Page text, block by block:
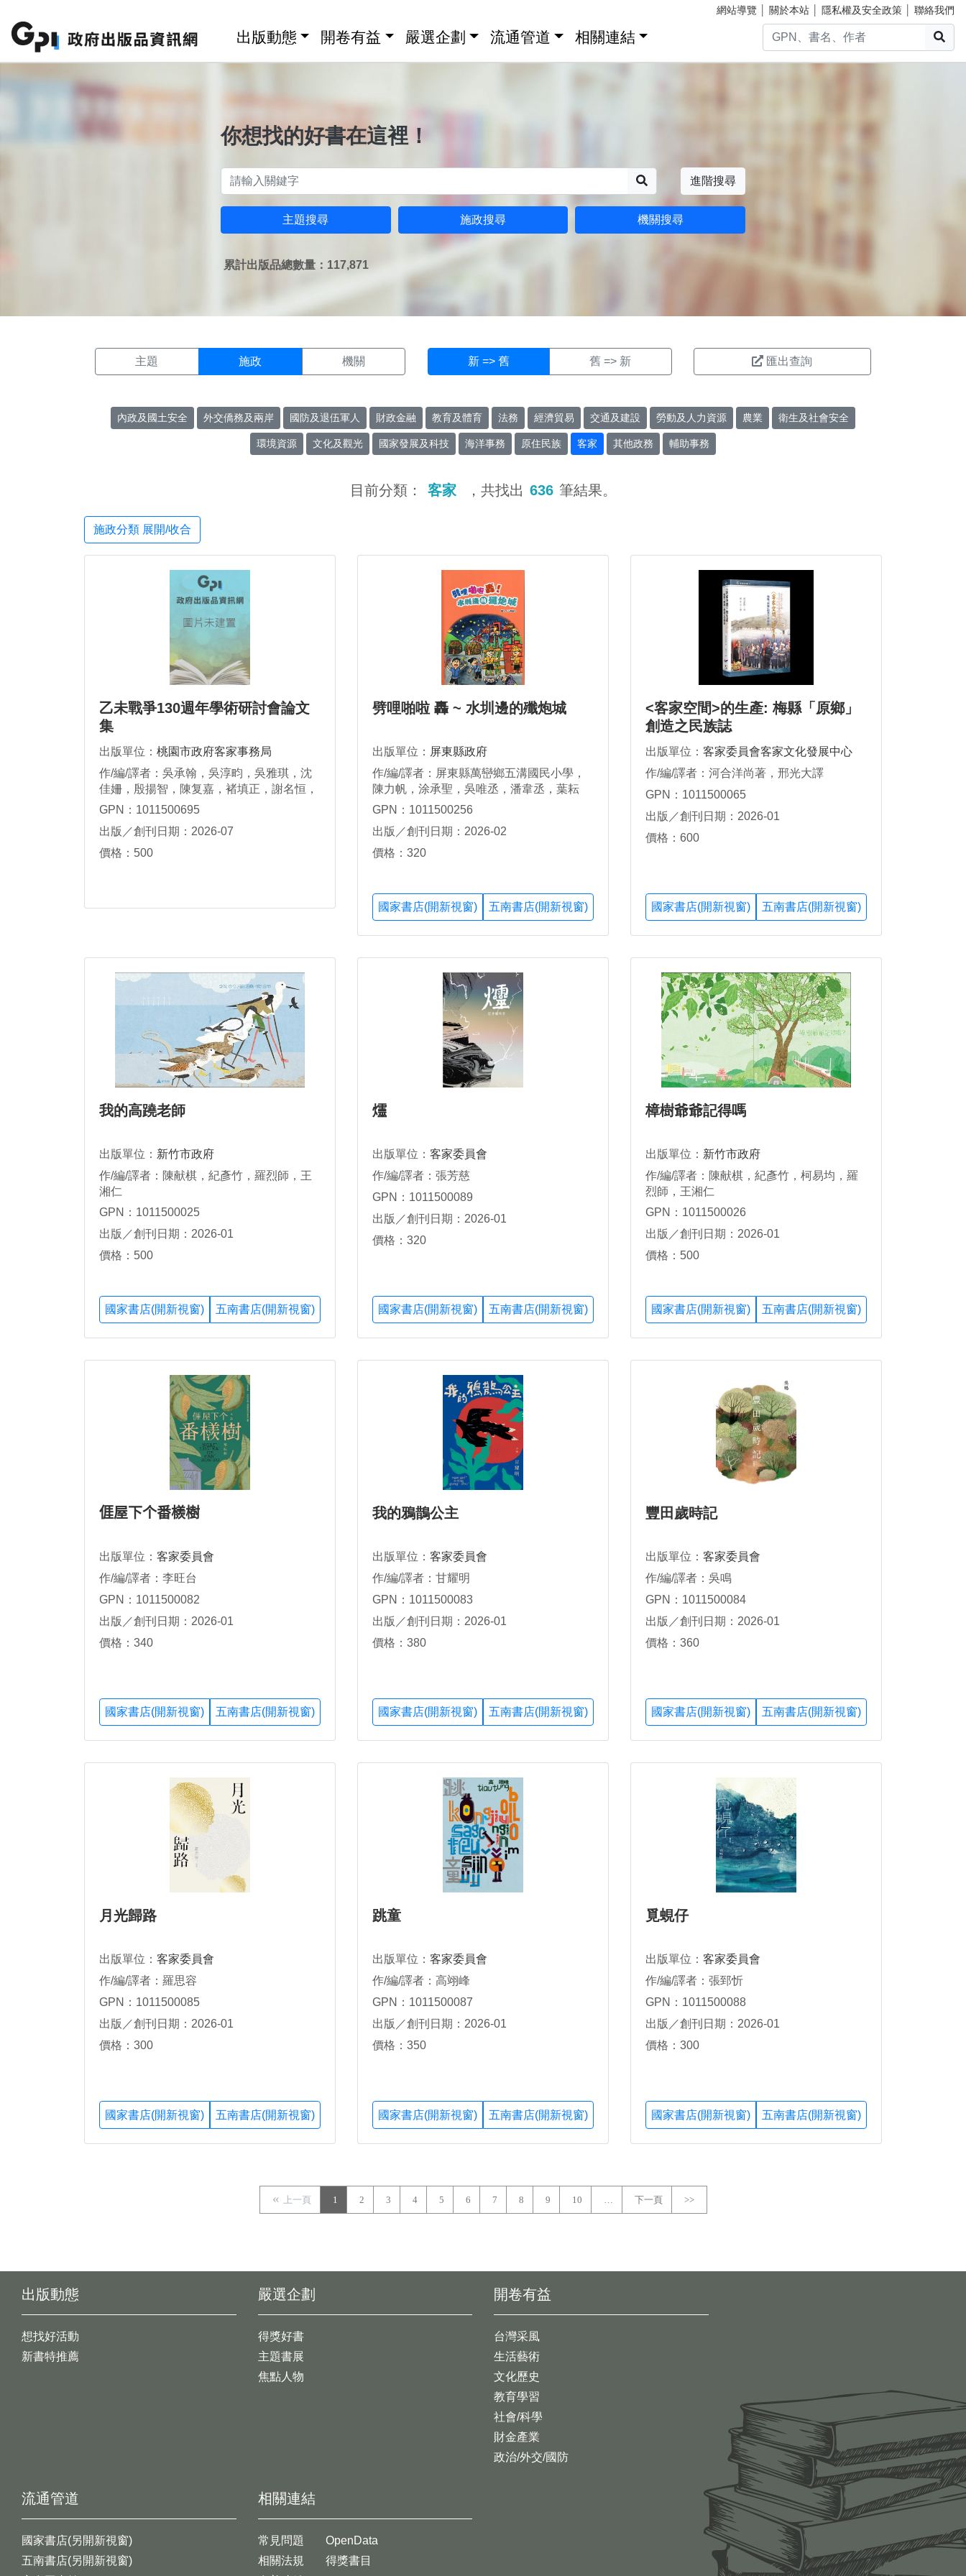
網站導覽 關於本站 隱私權及安全政策 聯絡我們
出版動態 開卷有益 嚴選企劃 流通管道 相關連結
你想找的好書在這裡！
進階搜尋
主題搜尋 施政搜尋 機關搜尋
累計出版品總數量：117,871
主題 施政 機關 新 => 舊 舊 => 新 匯出查詢
內政及國土安全 外交僑務及兩岸 國防及退伍軍人 財政金融 教育及體育 法務 經濟貿易 交通及建設 勞動及人力資源 農業 衛生及社會安全
環境資源 文化及觀光 國家發展及科技 海洋事務 原住民族 客家 其他政務 輔助事務
目前分類： 客家 ，共找出 636 筆結果。
施政分類 展開/收合
乙未戰爭130週年學術研討會論文
集
出版單位： 桃園市政府客家事務局
作/編/譯者：吳承翰，吳淳畇，吳雅琪，沈
佳姍，殷揚智，陳复嘉，褚填正，謝名恒，
羅曉嵐
GPN：1011500695
出版／創刊日期：2026-07
價格：500
劈哩啪啦 轟 ~ 水圳邊的殲炮城
出版單位： 屏東縣政府
作/編/譯者：屏東縣萬巒鄉五溝國民小學，
陳力帆，涂承聖，吳唯丞，潘韋丞，葉耘
銓，賴正祐，林宥丞，潘奕瑋，鍾秉宸，李
張綵恩，吳姉紜，陳宥安，郭利妍，林育
箐，吳佳彧，江郁卉，李詠恩，傅恩葦，林
GPN：1011500256
出版／創刊日期：2026-02
價格：320
國家書店(開新視窗) 五南書店(開新視窗)
<客家空間>的生產: 梅縣「原鄉」
創造之民族誌
出版單位： 客家委員會客家文化發展中心
作/編/譯者：河合洋尚著，邢光大譯
GPN：1011500065
出版／創刊日期：2026-01
價格：600
國家書店(開新視窗) 五南書店(開新視窗)
我的高蹺老師
出版單位： 新竹市政府
作/編/譯者：陳献棋，紀彥竹，羅烈師，王
湘仁
GPN：1011500025
出版／創刊日期：2026-01
價格：500
國家書店(開新視窗) 五南書店(開新視窗)
爧
出版單位： 客家委員會
作/編/譯者：張芳慈
GPN：1011500089
出版／創刊日期：2026-01
價格：320
國家書店(開新視窗) 五南書店(開新視窗)
樟樹爺爺記得嗎
出版單位： 新竹市政府
作/編/譯者：陳献棋，紀彥竹，柯易均，羅
烈師，王湘仁
GPN：1011500026
出版／創刊日期：2026-01
價格：500
國家書店(開新視窗) 五南書店(開新視窗)
𠊎屋下个番檨樹
出版單位： 客家委員會
作/編/譯者：李旺台
GPN：1011500082
出版／創刊日期：2026-01
價格：340
國家書店(開新視窗) 五南書店(開新視窗)
我的鴉鵲公主
出版單位： 客家委員會
作/編/譯者：甘耀明
GPN：1011500083
出版／創刊日期：2026-01
價格：380
國家書店(開新視窗) 五南書店(開新視窗)
豐田歲時記
出版單位： 客家委員會
作/編/譯者：吳鳴
GPN：1011500084
出版／創刊日期：2026-01
價格：360
國家書店(開新視窗) 五南書店(開新視窗)
月光歸路
出版單位： 客家委員會
作/編/譯者：羅思容
GPN：1011500085
出版／創刊日期：2026-01
價格：300
國家書店(開新視窗) 五南書店(開新視窗)
跳童
出版單位： 客家委員會
作/編/譯者：高翊峰
GPN：1011500087
出版／創刊日期：2026-01
價格：350
國家書店(開新視窗) 五南書店(開新視窗)
覓蜆仔
出版單位： 客家委員會
作/編/譯者：張郅忻
GPN：1011500088
出版／創刊日期：2026-01
價格：300
國家書店(開新視窗) 五南書店(開新視窗)
上一頁 1 2 3 4 5 6 7 8 9 10 下一頁 >>
出版動態
想找好活動
新書特推薦
開卷有益
台灣采風
生活藝術
文化歷史
教育學習
社會/科學
財金產業
政治/外交/國防
嚴選企劃
得獎好書
主題書展
焦點人物
流通管道
國家書店(另開新視窗)
五南書店(另開新視窗)
相關連結
常見問題
相關法規
OpenData
得獎書目